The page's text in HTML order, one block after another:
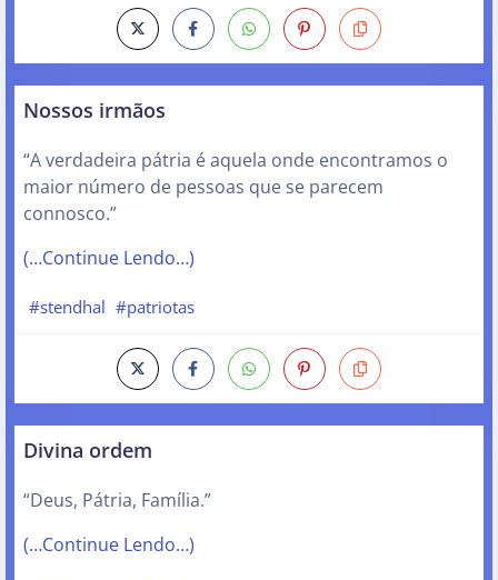
Nossos irmãos
“A verdadeira pátria é aquela onde encontramos o
maior número de pessoas que se parecem
connosco.”
(…Continue Lendo…)
#stendhal #patriotas
Divina ordem
“Deus, Pátria, Família.”
(…Continue Lendo…)